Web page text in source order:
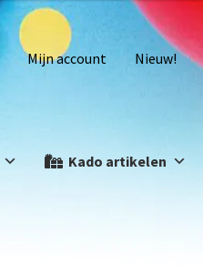
Mijn account Nieuw!
Kado artikelen